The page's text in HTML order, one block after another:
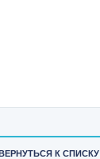
К СПИСКУ